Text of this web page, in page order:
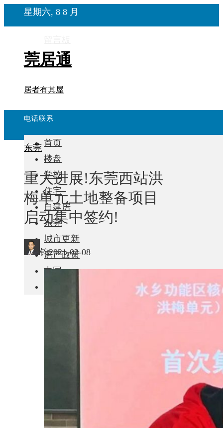
星期六, 8 8 月
莞居通
居者有其屋
电话联系
首页
楼盘
学校
住宅
自建房
东莞
城市更新
房产政策
中国
东莞
重大进展!东莞西站洪
梅单元土地整备项目
启动集中签约!
钧2021-02-08